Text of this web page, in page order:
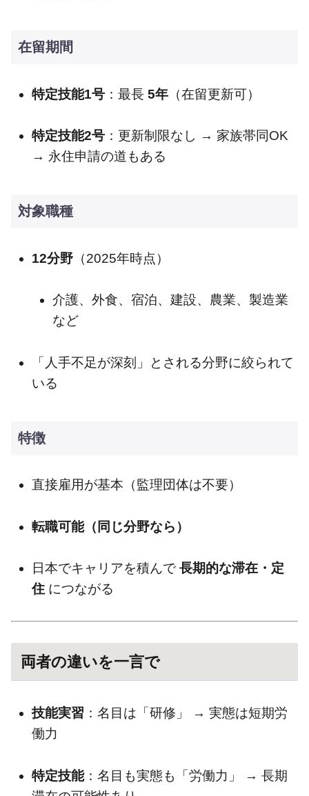
在留期間
特定技能1号：最長 5年（在留更新可）
特定技能2号：更新制限なし → 家族帯同OK
→ 永住申請の道もある
対象職種
12分野（2025年時点）
介護、外食、宿泊、建設、農業、製造業
など
「人手不足が深刻」とされる分野に絞られて
いる
特徴
直接雇用が基本（監理団体は不要）
転職可能（同じ分野なら）
日本でキャリアを積んで 長期的な滞在・定
住につながる
両者の違いを一言で
技能実習 ：名目は「研修」 → 実態は短期労
働力
特定技能：名目も実態も「労働力」 → 長期